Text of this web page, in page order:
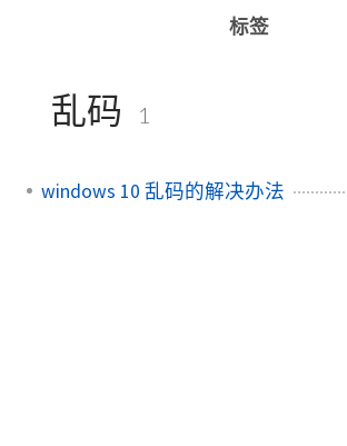
标签
乱码 1
windows 10 乱码的解决办法